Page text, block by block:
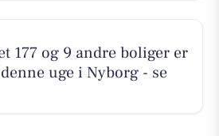
177 og 9 andre boliger er
uge i Nyborg - se